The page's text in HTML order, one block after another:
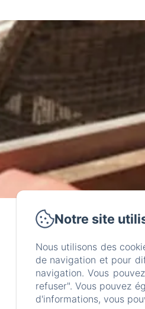
Notre site
Nous utilisons des
de navigation et pour
navigation. Vous
refuser". Vous pouvez
d'informations, vous